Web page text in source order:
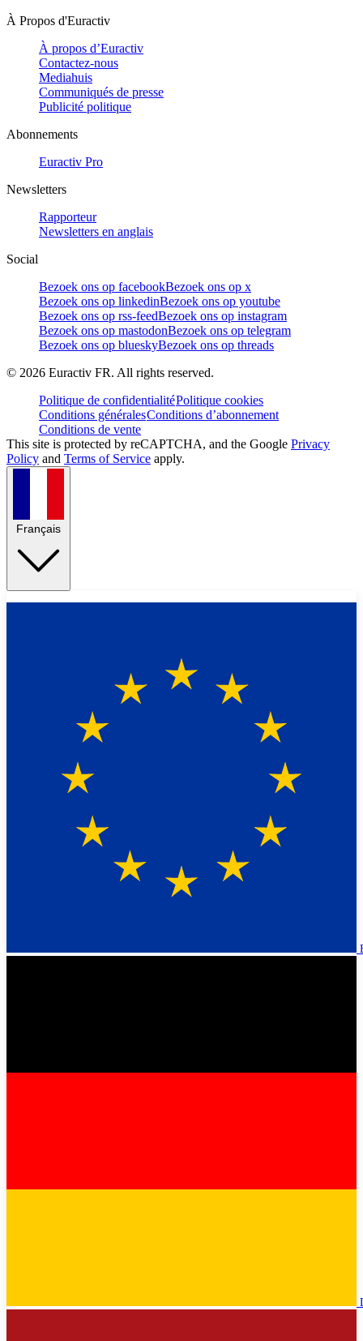
À Propos d'Euractiv
À propos d’Euractiv
Contactez-nous
Mediahuis
Communiqués de presse
Publicité politique
Abonnements
Euractiv Pro
Newsletters
Rapporteur
Newsletters en anglais
Social
Bezoek ons op facebookBezoek ons op x
Bezoek ons op linkedinBezoek ons op youtube
Bezoek ons op rss-feedBezoek ons op instagram
Bezoek ons op mastodonBezoek ons op telegram
Bezoek ons op blueskyBezoek ons op threads
© 2026 Euractiv FR. All rights reserved.
Politique de confidentialitéPolitique cookies
Conditions généralesConditions d’abonnement
Conditions de vente
This site is protected by reCAPTCHA, and the Google Privacy
Policy and Terms of Service apply.
Français